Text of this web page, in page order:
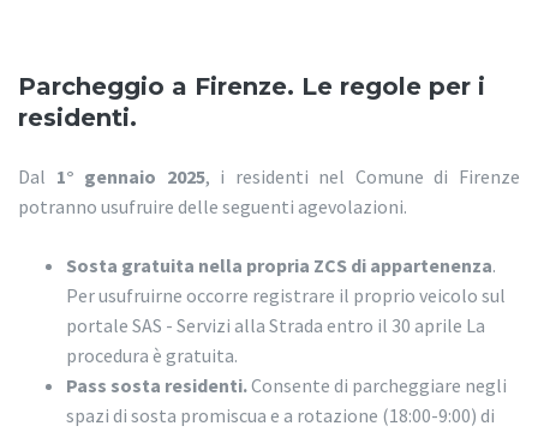
Parcheggio a Firenze. Le regole per i
residenti.
Dal 1° gennaio 2025, i residenti nel Comune di Firenze
potranno usufruire delle seguenti agevolazioni.
Sosta gratuita nella propria ZCS di appartenenza.
Per usufruirne occorre registrare il proprio veicolo sul
portale SAS - Servizi alla Strada entro il 30 aprile La
procedura è gratuita.
Pass sosta residenti.Consente di parcheggiare negli
spazi di sosta promiscua e a rotazione (18:00-9:00) di